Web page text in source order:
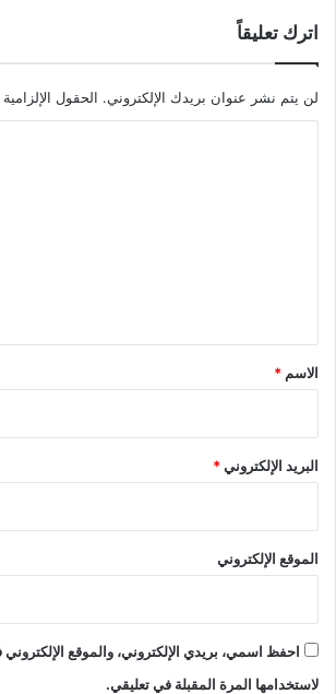
اترك تعليقاً
لن يتم نشر عنوان بريدك الإلكتروني. الحقول
*
الاسم *
البريد الإلكتروني*
الموقع الإلكتروني
احفظ اسمي، بريدي الإلكتروني، والموقع
لاستخدامها المرة المقبلة في تعليقي.